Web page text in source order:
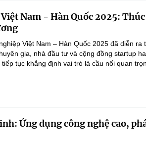
Nam - Hàn Quốc 2025:
Việt Nam – Hàn Quốc 2025 đã diễn ra
gia, nhà đầu tư và cộng đồng startup
tục khẳng định vai trò là cầu nối quan
Ứng dụng công nghệ cao,